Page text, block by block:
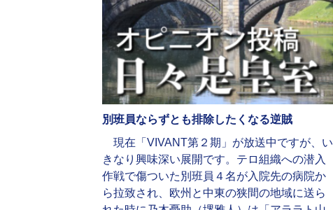
別班員ならずとも排除したくなる逆賊
現在「VIVANT第２期」が放送中ですが、い
きなり興味深い展開です。テロ組織への潜入
作戦で傷ついた別班員４名が入院先の病院か
ら拉致され、欧州と中東の狭間の地域に送ら